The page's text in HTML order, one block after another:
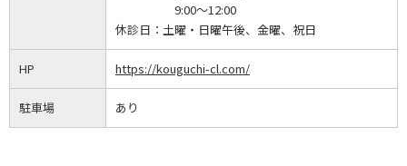
9:00～12:00
休診日： 土曜・日曜午後、金曜、祝日
HP https://kouguchi-cl.com/
駐車場 あり